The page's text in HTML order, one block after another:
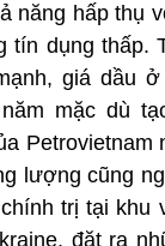
năng hấp thụ
tín dụng thấp.
giá dầu
mặc dù
Petrovietnam
lượng cũng
trị tại khu
đặt ra